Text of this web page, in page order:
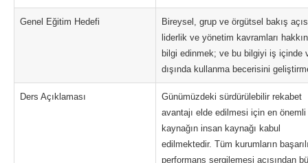
Genel Eğitim Hedefi
Bireysel, grup ve örgütsel bakış
liderlik ve yönetim kavramları
bilgi edinmek; ve bu bilgiyi iş içinde
dışında kullanma becerisini
Ders Açıklaması
Günümüzdeki sürdürülebilir rekabet
avantajı elde edilmesi için en önemli
kaynağın insan kaynağı kabul
edilmektedir. Tüm kurumların
performans sergilemesi açısından